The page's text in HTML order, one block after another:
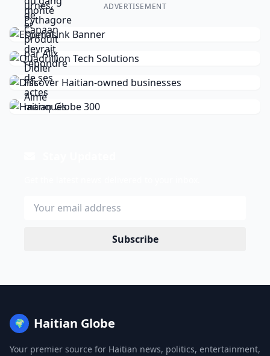
ADVERTISEMENT
Subscribe
🌍 Haitian Globe
Your premier source for Haitian news, politics, entertainment,